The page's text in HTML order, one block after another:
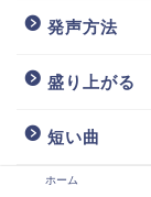
発声方法
盛り上がる
短い曲
ホーム